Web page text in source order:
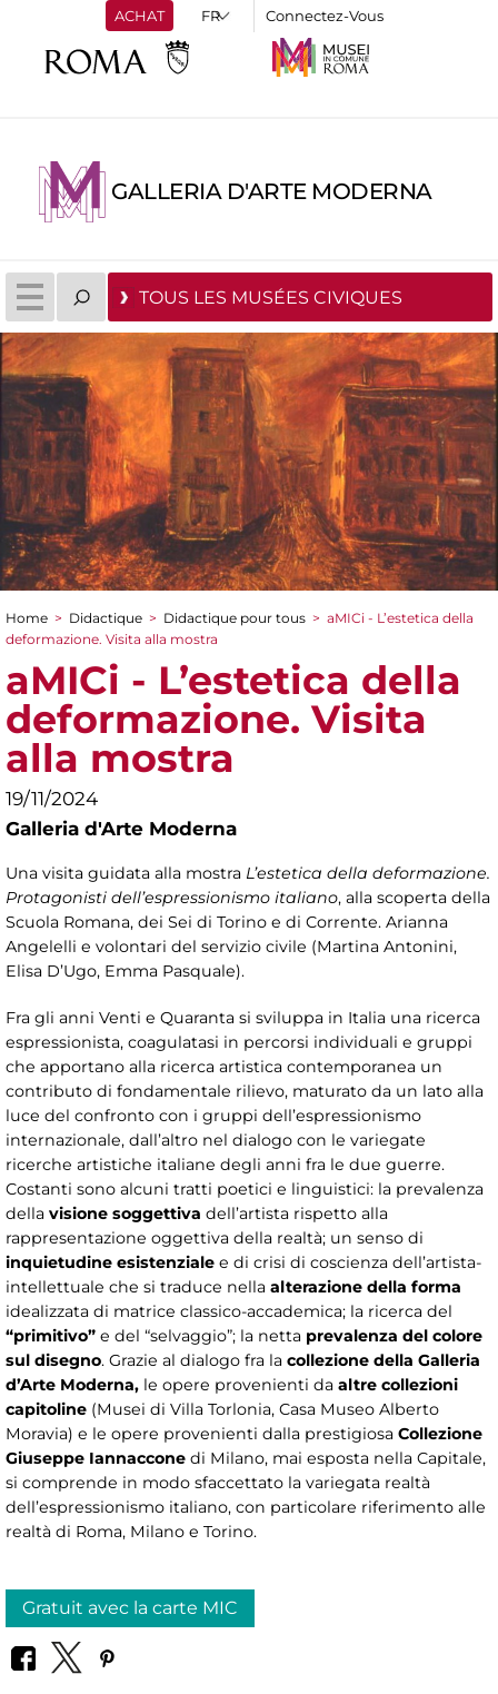
ACHAT Connectez-Vous
GALLERIA D'ARTE MODERNA
TOUS LES MUSÉES CIVIQUES
You are here
Home > Didactique > Didactique pour tous > aMICi - L’estetica della
deformazione. Visita alla mostra
aMICi - L’estetica della
deformazione. Visita
alla mostra
19/11/2024
Galleria d'Arte Moderna
Una visita guidata alla mostra L’estetica della deformazione.
Protagonisti dell’espressionismo italiano, alla scoperta della
Scuola Romana, dei Sei di Torino e di Corrente. Arianna
Angelelli e volontari del servizio civile (Martina Antonini,
Elisa D’Ugo, Emma Pasquale).
Fra gli anni Venti e Quaranta si sviluppa in Italia una ricerca
espressionista, coagulatasi in percorsi individuali e gruppi
che apportano alla ricerca artistica contemporanea un
contributo di fondamentale rilievo, maturato da un lato alla
luce del confronto con i gruppi dell’espressionismo
internazionale, dall’altro nel dialogo con le variegate
ricerche artistiche italiane degli anni fra le due guerre.
Costanti sono alcuni tratti poetici e linguistici: la prevalenza
della visione soggettiva dell’artista rispetto alla
rappresentazione oggettiva della realtà; un senso di
inquietudine esistenziale e di crisi di coscienza dell’artista-
intellettuale che si traduce nella alterazione della forma
idealizzata di matrice classico-accademica; la ricerca del
“primitivo” e del “selvaggio”; la netta prevalenza del colore
sul disegno. Grazie al dialogo fra la collezione della Galleria
d’Arte Moderna, le opere provenienti da altre collezioni
capitoline (Musei di Villa Torlonia, Casa Museo Alberto
Moravia) e le opere provenienti dalla prestigiosa Collezione
Giuseppe Iannaccone di Milano, mai esposta nella Capitale,
si comprende in modo sfaccettato la variegata realtà
dell’espressionismo italiano, con particolare riferimento alle
realtà di Roma, Milano e Torino.
Gratuit avec la carte MIC